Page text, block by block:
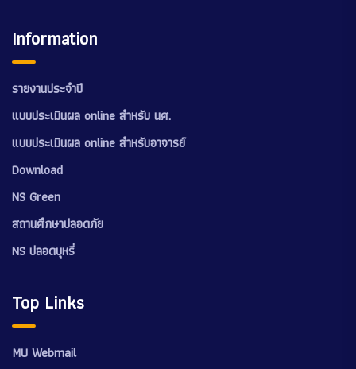
Information
รายงานประจำปี
แบบประเมินผล online สำหรับ นศ.
แบบประเมินผล online สำหรับอาจารย์
Download
NS Green
สถานศึกษาปลอดภัย
NS ปลอดบุหรี่
Top Links
MU Webmail